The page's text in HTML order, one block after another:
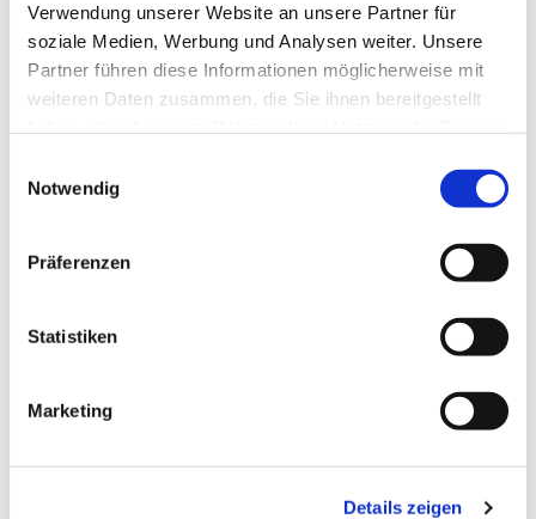
Verwendung unserer Website an unsere Partner für
soziale Medien, Werbung und Analysen weiter. Unsere
Partner führen diese Informationen möglicherweise mit
weiteren Daten zusammen, die Sie ihnen bereitgestellt
Notwendig
Präferenzen
Statistiken
Marketing
Details zeigen
Dies könnte Sie auch
interessieren